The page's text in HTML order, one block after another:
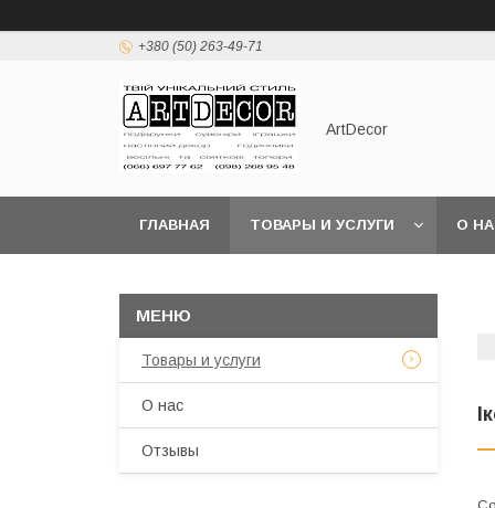
+380 (50) 263-49-71
ArtDecor
ГЛАВНАЯ ТОВАРЫ И УСЛУГИ О
Товары и услуги
О нас
Отзывы